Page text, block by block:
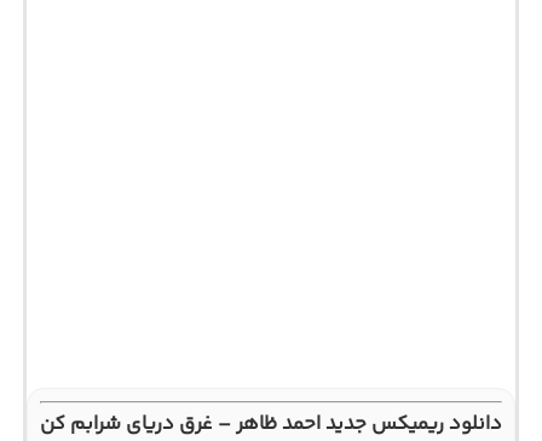
دانلود ریمیکس جدید احمد ظاهر – غرق دریای شرابم کن